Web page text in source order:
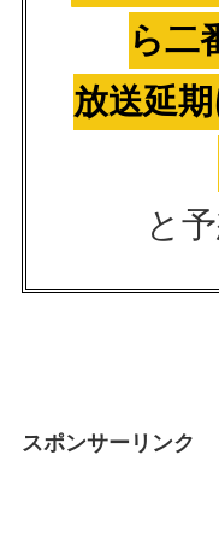
ら二
放送延
と
スポンサーリンク